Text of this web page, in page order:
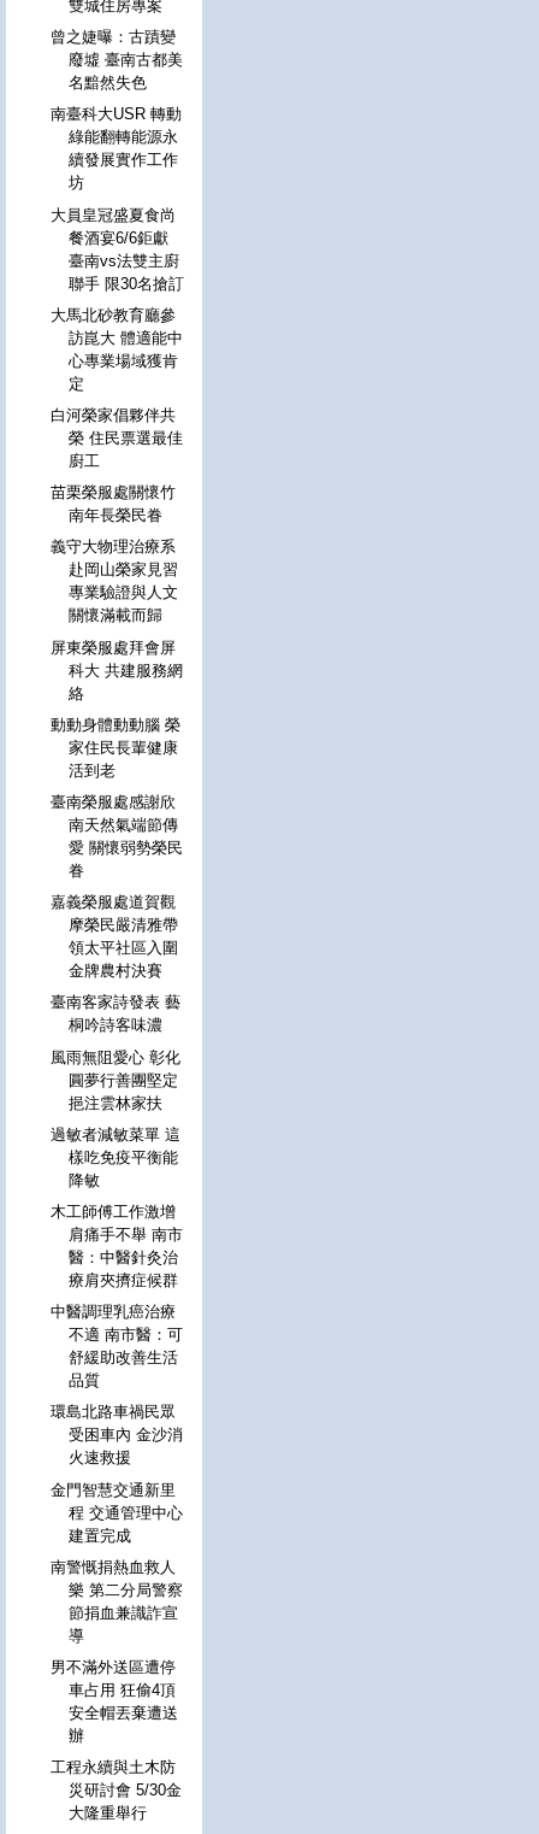
雙城住房專案
曾之婕曝：古蹟變
廢墟 臺南古都美
名黯然失色
南臺科大USR 轉動
綠能翻轉能源永
續發展實作工作
坊
大員皇冠盛夏食尚
餐酒宴6/6鉅獻
臺南vs法雙主廚
聯手 限30名搶訂
大馬北砂教育廳參
訪崑大 體適能中
心專業場域獲肯
定
白河榮家倡夥伴共
榮 住民票選最佳
廚工
苗栗榮服處關懷竹
南年長榮民眷
義守大物理治療系
赴岡山榮家見習
專業驗證與人文
關懷滿載而歸
屏東榮服處拜會屏
科大 共建服務網
絡
動動身體動動腦 榮
家住民長輩健康
活到老
臺南榮服處感謝欣
南天然氣端節傳
愛 關懷弱勢榮民
眷
嘉義榮服處道賀觀
摩榮民嚴清雅帶
領太平社區入圍
金牌農村決賽
臺南客家詩發表 藝
桐吟詩客味濃
風雨無阻愛心 彰化
圓夢行善團堅定
挹注雲林家扶
過敏者減敏菜單 這
樣吃免疫平衡能
降敏
木工師傅工作激增
肩痛手不舉 南市
醫：中醫針灸治
療肩夾擠症候群
中醫調理乳癌治療
不適 南市醫：可
舒緩助改善生活
品質
環島北路車禍民眾
受困車內 金沙消
火速救援
金門智慧交通新里
程 交通管理中心
建置完成
南警慨捐熱血救人
樂 第二分局警察
節捐血兼識詐宣
導
男不滿外送區遭停
車占用 狂偷4頂
安全帽丟棄遭送
辦
工程永續與土木防
災研討會 5/30金
大隆重舉行